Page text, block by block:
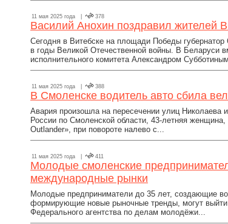
11 мая 2025 года | 378
Василий Анохин поздравил жителей
Сегодня в Витебске на площади Победы
в годы Великой Отечественной войны. В Беларуси
исполнительного комитета Александром
11 мая 2025 года | 388
В Смоленске водитель авто сбила
Авария произошла на пересечении улиц
России по Смоленской области, 43-летняя
Outlander», при повороте налево с...
11 мая 2025 года | 411
Молодые смоленские
международные рынки
Молодые предприниматели до 35 лет, создающие
формирующие новые рыночные тренды, могут
Федерального агентства по делам молодёжи...